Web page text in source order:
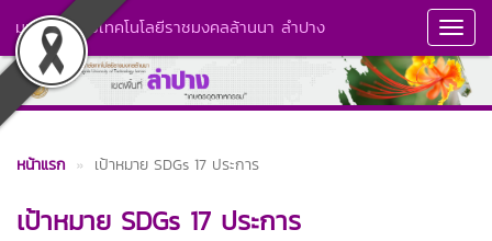
มหาวิทยาลัยเทคโนโลยีราชมงคลล้านนา ลำปาง
หน้าแรก เป้าหมาย SDGs 17 ประการ
เป้าหมาย SDGs 17 ประการ